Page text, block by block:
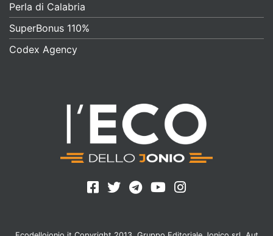
Perla di Calabria
SuperBonus 110%
Codex Agency